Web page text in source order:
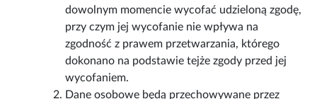
dowolnym momencie wycofać udzieloną zgodę,
przy czym jej wycofanie nie wpływa na
zgodność z prawem przetwarzania, którego
dokonano na podstawie tejże zgody przed jej
wycofaniem.
Dane osobowe będą przechowywane przez